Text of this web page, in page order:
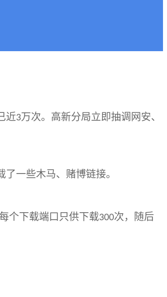
近3万次。高新分局立即抽调网安、
一些木马、赌博链接。
个下载端口只供下载300次，随后